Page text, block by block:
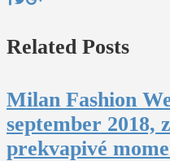
Related Posts
Milan Fashion
september 2018,
prekvapivé